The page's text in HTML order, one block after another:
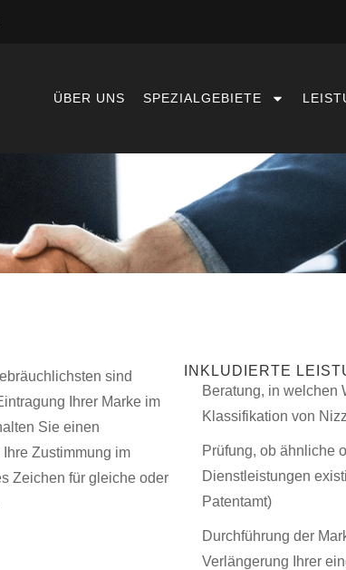
ÜBER UNS SPEZIALGEBIETE
sind
Ihrer Marke im
Sie einen
Zustimmung im
Zeichen für gleiche oder
INKLUDIERTE
Beratung, in welchen
Klassifikation von
Prüfung, ob ähnliche
Dienstleistungen
Patentamt)
Durchführung der
Verlängerung Ihrer